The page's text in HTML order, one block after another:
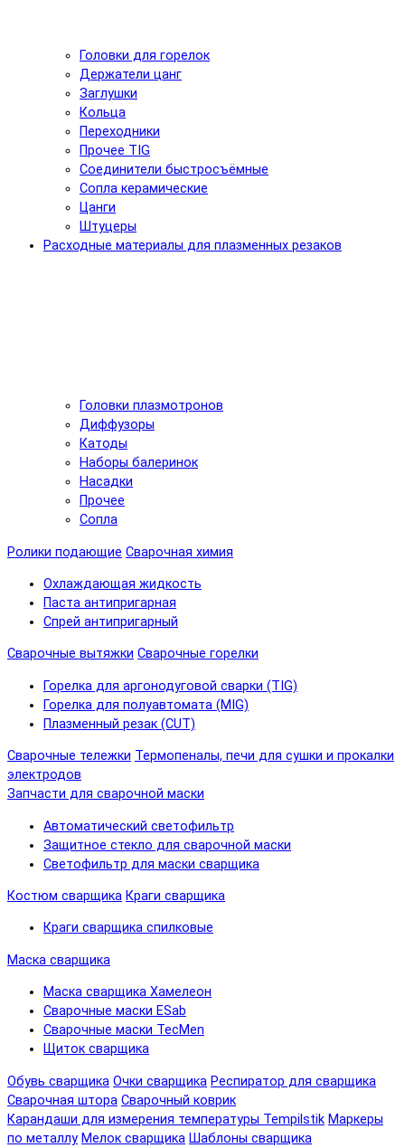
Головки для горелок
Держатели цанг
Заглушки
Кольца
Переходники
Прочее TIG
Соединители быстросъёмные
Сопла керамические
Цанги
Штуцеры
Расходные материалы для плазменных резаков
Головки плазмотронов
Диффузоры
Катоды
Наборы балеринок
Насадки
Прочее
Сопла
Ролики подающие Сварочная химия
Охлаждающая жидкость
Паста антипригарная
Спрей антипригарный
Сварочные вытяжки Сварочные горелки
Горелка для аргонодуговой сварки (TIG)
Горелка для полуавтомата (MIG)
Плазменный резак (CUT)
Сварочные тележки Термопеналы, печи для сушки и прокалки
электродов
Запчасти для сварочной маски
Автоматический светофильтр
Защитное стекло для сварочной маски
Светофильтр для маски сварщика
Костюм сварщика Краги сварщика
Краги сварщика спилковые
Маска сварщика
Маска сварщика Хамелеон
Сварочные маски ESab
Сварочные маски TecMen
Щиток сварщика
Обувь сварщика Очки сварщика Респиратор для сварщика
Сварочная штора Сварочный коврик
Карандаши для измерения температуры Tempilstik Маркеры
по металлу Мелок сварщика Шаблоны сварщика